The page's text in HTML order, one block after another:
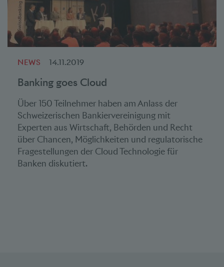
NEWS 14.11.2019
Banking goes Cloud
Über 150 Teilnehmer haben am Anlass der
Schweizerischen Bankiervereinigung mit
Experten aus Wirtschaft, Behörden und Recht
über Chancen, Möglichkeiten und regulatorische
Fragestellungen der Cloud Technologie für
Banken diskutiert.